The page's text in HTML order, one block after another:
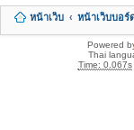
หน้าเว็บ หน้าเว็บบอร์
Powered
Thai
Time: 0.067s